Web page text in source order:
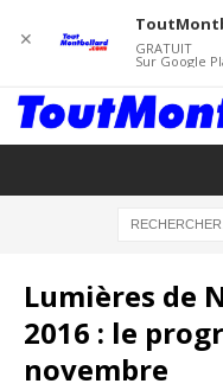
Lumières de
2016 : le
novembre
✕ GRATUIT
Sur Google